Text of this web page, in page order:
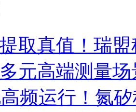
取真值！瑞
元高端测量场
频运行！氮